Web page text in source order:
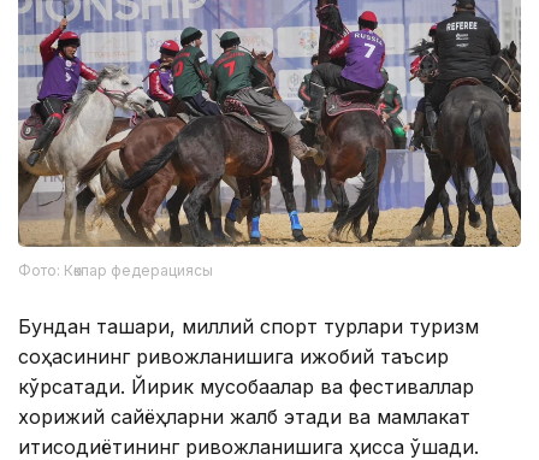
Фото: Көкпар федерациясы
Бундан ташқари, миллий спорт турлари туризм
соҳасининг ривожланишига ижобий таъсир
кўрсатади. Йирик мусобақалар ва фестиваллар
хорижий сайёҳларни жалб этади ва мамлакат
иқтисодиётининг ривожланишига ҳисса қўшади.